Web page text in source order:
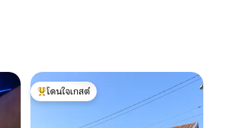
โดนใจเกสต์ที่สุด
โดนใจเกสต์